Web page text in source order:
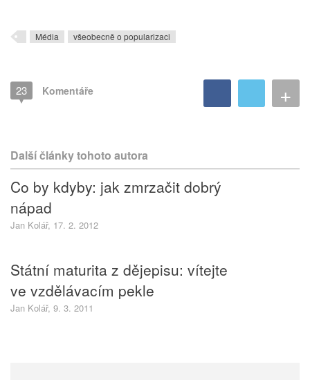
Média všeobecně o popularizaci
23 Komentáře +
Další články tohoto autora
Co by kdyby: jak zmrzačit dobrý
nápad
Jan Kolář, 17. 2. 2012
Státní maturita z dějepisu: vítejte
ve vzdělávacím pekle
Jan Kolář, 9. 3. 2011